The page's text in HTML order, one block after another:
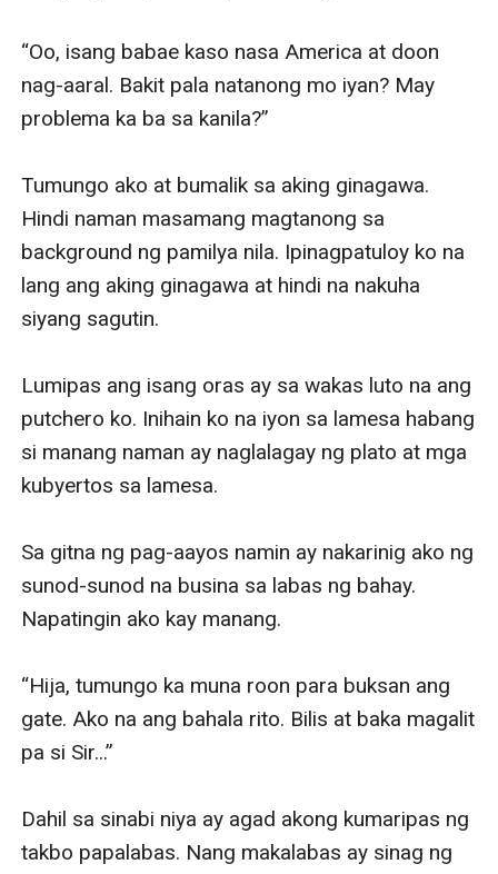
“Oo, isang babae kaso nasa America at doon
nag-aaral. Bakit pala natanong mo iyan? May
problema ka ba sa kanila?”
Tumungo ako at bumalik sa aking ginagawa.
Hindi naman masamang magtanong sa
background ng pamilya nila. Ipinagpatuloy ko na
lang ang aking ginagawa at hindi na nakuha
siyang sagutin.
Lumipas ang isang oras ay sa wakas luto na ang
putchero ko. Inihain ko na iyon sa lamesa habang
si manang naman ay naglalagay ng plato at mga
kubyertos sa lamesa.
Sa gitna ng pag-aayos namin ay nakarinig ako ng
sunod-sunod na busina sa labas ng bahay.
Napatingin ako kay manang.
“Hija, tumungo ka muna roon para buksan ang
gate. Ako na ang bahala rito. Bilis at baka magalit
pa si Sir...”
Dahil sa sinabi niya ay agad akong kumaripas ng
takbo papalabas. Nang makalabas ay sinag ng